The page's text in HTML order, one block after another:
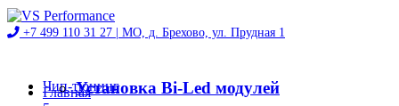
+7 499 110 31 27 | МО, д. Брехово, ул. Прудная 1
Чип-тюнинг
Установка Bi-Led модулей
Главная